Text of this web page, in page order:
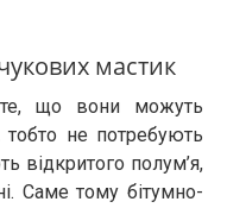
мастик
що вони можуть
тобто не потребують
відкритого полум’я,
Саме тому бітумно-